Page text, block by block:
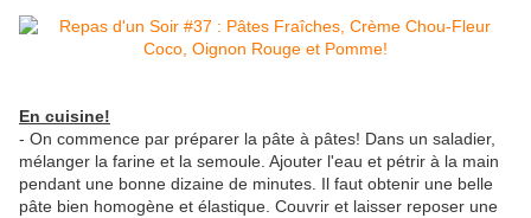
En cuisine!
- On commence par préparer la pâte à pâtes! Dans un saladier,
mélanger la farine et la semoule. Ajouter l'eau et pétrir à la main
pendant une bonne dizaine de minutes. Il faut obtenir une belle
pâte bien homogène et élastique. Couvrir et laisser reposer une